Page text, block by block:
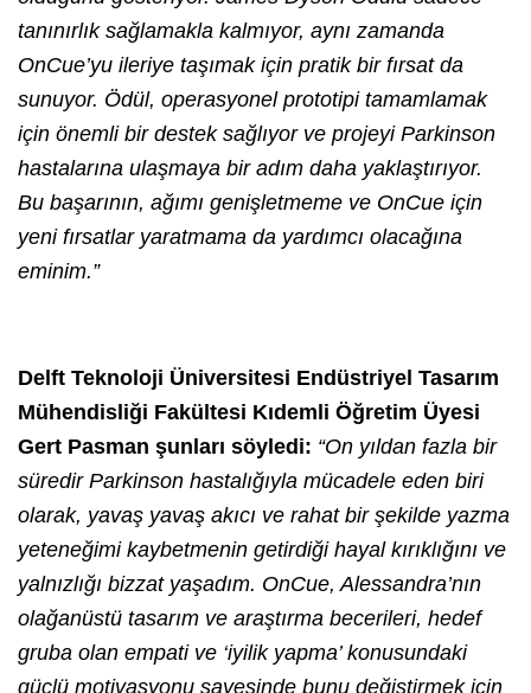
tanınırlık sağlamakla kalmıyor, aynı zamanda
OnCue’yu ileriye taşımak için pratik bir fırsat da
sunuyor. Ödül, operasyonel prototipi tamamlamak
için önemli bir destek sağlıyor ve projeyi Parkinson
hastalarına ulaşmaya bir adım daha yaklaştırıyor.
Bu başarının, ağımı genişletmeme ve OnCue için
yeni fırsatlar yaratmama da yardımcı olacağına
eminim.”
Delft Teknoloji Üniversitesi Endüstriyel Tasarım
Mühendisliği Fakültesi Kıdemli Öğretim Üyesi
Gert Pasman şunları söyledi: “On yıldan fazla bir
süredir Parkinson hastalığıyla mücadele eden biri
olarak, yavaş yavaş akıcı ve rahat bir şekilde yazma
yeteneğimi kaybetmenin getirdiği hayal kırıklığını ve
yalnızlığı bizzat yaşadım. OnCue, Alessandra’nın
olağanüstü tasarım ve araştırma becerileri, hedef
gruba olan empati ve ‘iyilik yapma’ konusundaki
güçlü motivasyonu sayesinde bunu değiştirmek için